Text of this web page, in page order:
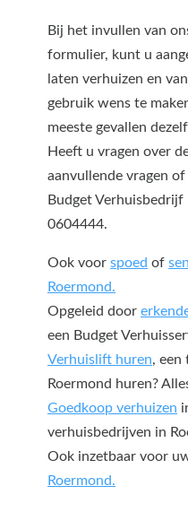
Bij het invullen van
formulier, kunt u
laten verhuizen en
gebruik wens te
meeste gevallen
Heeft u vragen over
aanvullende vragen
Budget
0604444.
Ook voor spoed of
Roermond.
Opgeleid door
een Budget
Verhuislift huren, een
Roermond huren?
Goedkoop verhuizen
verhuisbedrijven in
Ook inzetbaar voor
Roermond.